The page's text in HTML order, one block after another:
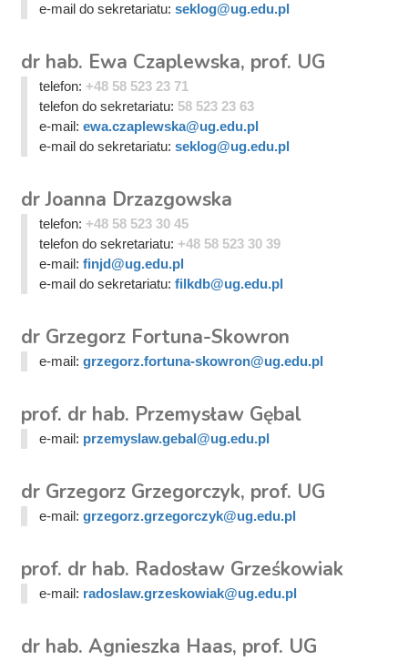
e-mail do sekretariatu: seklog@ug.edu.pl
dr hab. Ewa Czaplewska, prof. UG
telefon: +48 58 523 23 71
telefon do sekretariatu: 58 523 23 63
e-mail: ewa.czaplewska@ug.edu.pl
e-mail do sekretariatu: seklog@ug.edu.pl
dr Joanna Drzazgowska
telefon: +48 58 523 30 45
telefon do sekretariatu: +48 58 523 30 39
e-mail: finjd@ug.edu.pl
e-mail do sekretariatu: filkdb@ug.edu.pl
dr Grzegorz Fortuna-Skowron
e-mail: grzegorz.fortuna-skowron@ug.edu.pl
prof. dr hab. Przemysław Gębal
e-mail: przemyslaw.gebal@ug.edu.pl
dr Grzegorz Grzegorczyk, prof. UG
e-mail: grzegorz.grzegorczyk@ug.edu.pl
prof. dr hab. Radosław Grześkowiak
e-mail: radoslaw.grzeskowiak@ug.edu.pl
dr hab. Agnieszka Haas, prof. UG